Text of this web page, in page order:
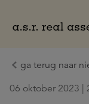
ga terug naar
06 oktober 2023 |